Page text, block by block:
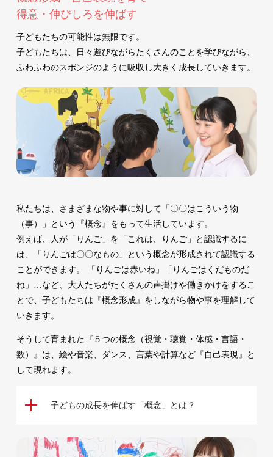
得意・伸びしろを伸ばす
子どもたちの可能性は無限です。
子どもたちは、日々遊びながらたくさんのことを学びながら、
ふわふわのスポンジのように吸収し大きく成長していきます。
私たちは、さまざまな物や事に対して「〇〇はこういう物
（事）」という『概念』をもって生活しています。
例えば、人が「りんご」を「これは、りんご」と認識するに
は、「りんごは〇〇なもの」という概念が形成されて認識する
ことができます。 「りんごは赤いね」「りんごはくだものだ
ね」…など、大人たちがたくさんの声掛けや働きかけをするこ
とで、子どもたちは『概念形成』をしながら物や事を理解して
いきます。
そうして育まれた『５つの概念（視覚・聴覚・体感・言語・
数）』は、絵や音楽、ダンス、言葉や計算など『自己表現』と
して現れます。
子どもの成長を伸ばす「概念」とは？